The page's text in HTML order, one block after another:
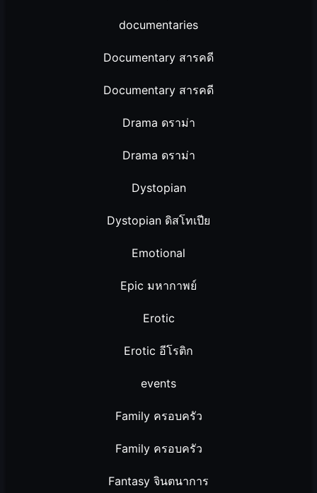
documentaries
Documentary สารคดี
Documentary สารคดี
Drama ดราม่า
Drama ดราม่า
Dystopian
Dystopian ดิสโทเปีย
Emotional
Epic มหากาพย์
Erotic
Erotic อีโรติก
events
Family ครอบครัว
Family ครอบครัว
Fantasy จินตนาการ